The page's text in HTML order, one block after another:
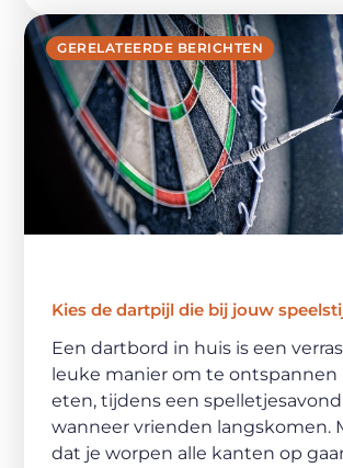
GERELATEERDE BERICHTEN
Kies de dartpijl die bij jouw
Een dartbord in huis is een
leuke manier om te ontspannen
eten, tijdens een
wanneer vrienden langskomen.
dat je worpen alle kanten op